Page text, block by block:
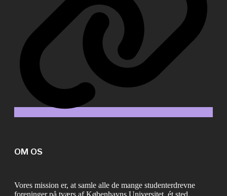
OM OS
Vores mission er, at samle alle de mange studenterdrevne